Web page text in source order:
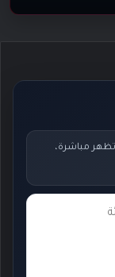
مباشرة،